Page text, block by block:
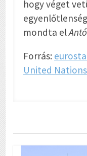
hogy véget
mondta el
Forrás:
United Nations